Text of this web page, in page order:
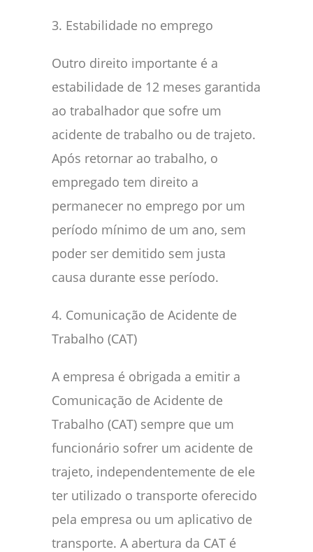
3. Estabilidade no emprego
Outro direito importante é a
estabilidade de 12 meses garantida
ao trabalhador que sofre um
acidente de trabalho ou de trajeto.
Após retornar ao trabalho, o
empregado tem direito a
permanecer no emprego por um
período mínimo de um ano, sem
poder ser demitido sem justa
causa durante esse período.
4. Comunicação de Acidente de
Trabalho (CAT)
A empresa é obrigada a emitir a
Comunicação de Acidente de
Trabalho (CAT) sempre que um
funcionário sofrer um acidente de
trajeto, independentemente de ele
ter utilizado o transporte oferecido
pela empresa ou um aplicativo de
transporte. A abertura da CAT é